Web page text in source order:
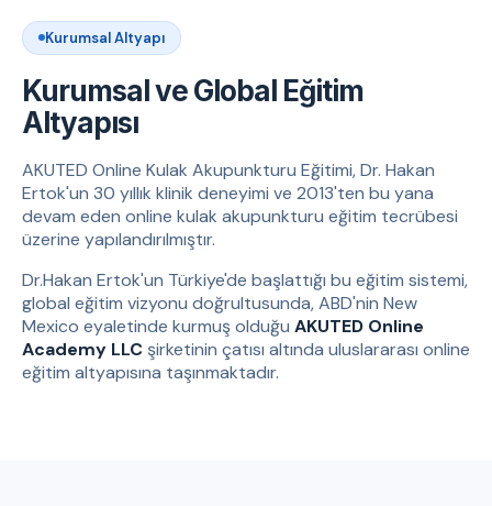
Kurumsal Altyapı
Kurumsal ve Global Eğitim
Altyapısı
AKUTED Online Kulak Akupunkturu Eğitimi, Dr. Hakan
Ertok'un 30 yıllık klinik deneyimi ve 2013'ten bu yana
devam eden online kulak akupunkturu eğitim tecrübesi
üzerine yapılandırılmıştır.
Dr.Hakan Ertok'un Türkiye'de başlattığı bu eğitim sistemi,
global eğitim vizyonu doğrultusunda, ABD'nin New
Mexico eyaletinde kurmuş olduğu AKUTED Online
Academy LLC şirketinin çatısı altında uluslararası online
eğitim altyapısına taşınmaktadır.